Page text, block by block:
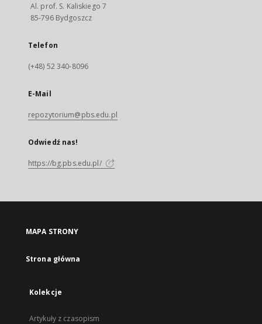
Al. prof. S. Kaliskiego 7
85-796 Bydgoszcz
Telefon
(+48) 52 340-8096
E-Mail
repozytorium@pbs.edu.pl
Odwiedź nas!
https://bg.pbs.edu.pl/
MAPA STRONY
Strona główna
Kolekcje
Artykuły z czasopism